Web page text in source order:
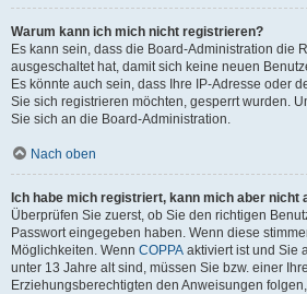
Warum kann ich mich nicht registrieren?
Es kann sein, dass die Board-Administration die
ausgeschaltet hat, damit sich keine neuen
Es könnte auch sein, dass Ihre IP-Adresse oder
Sie sich registrieren möchten, gesperrt wurden.
Sie sich an die Board-Administration.
Nach oben
Ich habe mich registriert, kann mich aber nicht
Überprüfen Sie zuerst, ob Sie den richtigen
Passwort eingegeben haben. Wenn diese
Möglichkeiten. Wenn COPPA aktiviert ist und Sie
unter 13 Jahre alt sind, müssen Sie bzw. einer
Erziehungsberechtigten den Anweisungen